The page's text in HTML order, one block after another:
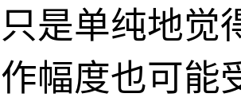
是单纯地觉
幅度也可能